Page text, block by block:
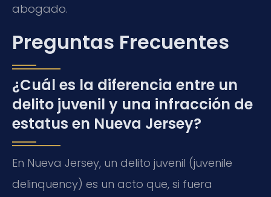
abogado.
Preguntas Frecuentes
¿Cuál es la diferencia entre un
delito juvenil y una infracción de
estatus en Nueva Jersey?
En Nueva Jersey, un delito juvenil (juvenile
delinquency) es un acto que, si fuera